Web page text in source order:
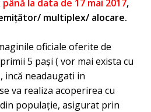
până la data de 17 mai 2017,
multiplex/ alocare.
oficiale oferite de
5 pași ( vor mai exista cu
incă neadaugati in
va realiza acoperirea cu
populație, asigurat prin